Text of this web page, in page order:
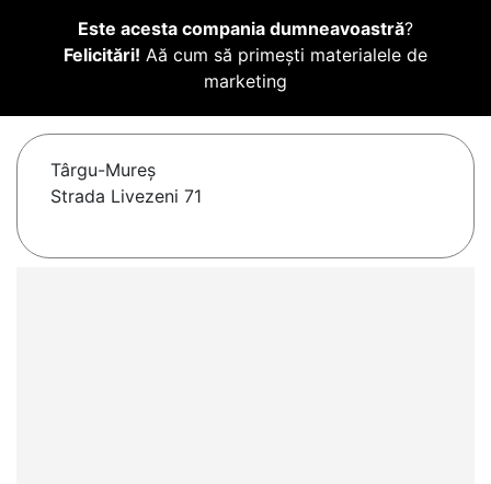
Este acesta compania dumneavoastră?
Felicitări! Aă cum să primești materialele de
marketing
Târgu-Mureş
Strada Livezeni 71